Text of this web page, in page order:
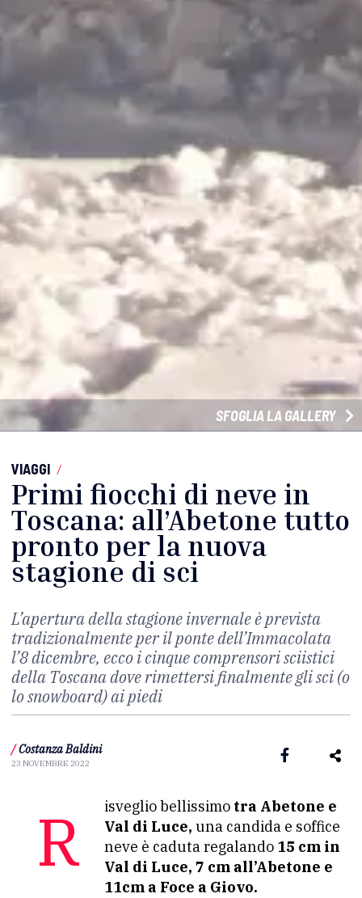
SFOGLIA LA GALLERY
VIAGGI /
Primi fiocchi di neve in
Toscana: all’Abetone tutto
pronto per la nuova
stagione di sci
L’apertura della stagione invernale è prevista
tradizionalmente per il ponte dell’Immacolata
l’8 dicembre, ecco i cinque comprensori sciistici
della Toscana dove rimettersi finalmente gli sci (o
lo snowboard) ai piedi
/ Costanza Baldini
23 NOVEMBRE 2022
Risveglio bellissimo tra Abetone e
Val di Luce, una candida e soffice
neve è caduta regalando 15 cm in
Val di Luce, 7 cm all’Abetone e
11cm a Foce a Giovo.